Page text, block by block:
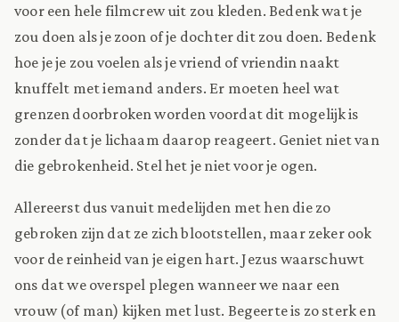
voor een hele filmcrew uit zou kleden. Bedenk wat je
zou doen als je zoon of je dochter dit zou doen. Bedenk
hoe je je zou voelen als je vriend of vriendin naakt
knuffelt met iemand anders. Er moeten heel wat
grenzen doorbroken worden voordat dit mogelijk is
zonder dat je lichaam daarop reageert. Geniet niet van
die gebrokenheid. Stel het je niet voor je ogen.
Allereerst dus vanuit medelijden met hen die zo
gebroken zijn dat ze zich blootstellen, maar zeker ook
voor de reinheid van je eigen hart. Jezus waarschuwt
ons dat we overspel plegen wanneer we naar een
vrouw (of man) kijken met lust. Begeerte is zo sterk en